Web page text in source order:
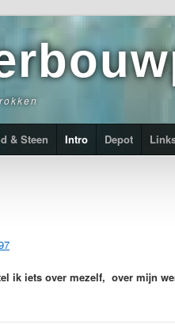
& Steen Intro Depot
ik iets over mezelf, over mijn